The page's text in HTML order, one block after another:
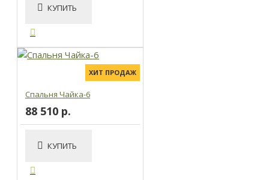
КУПИТЬ
ХИТ ПРОДАЖ
Спальня Чайка-6
88 510 р.
КУПИТЬ